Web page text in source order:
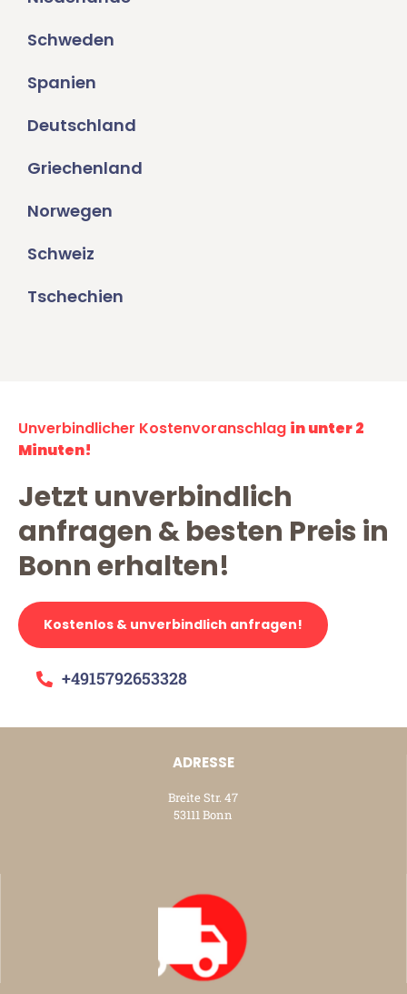
Schweden
Spanien
Deutschland
Griechenland
Norwegen
Schweiz
Tschechien
Unverbindlicher Kostenvoranschlag in unter 2
Minuten!
Jetzt unverbindlich
anfragen & besten Preis in
Bonn erhalten!
Kostenlos & unverbindlich anfragen!
+4915792653328
ADRESSE
Breite Str. 47
53111 Bonn